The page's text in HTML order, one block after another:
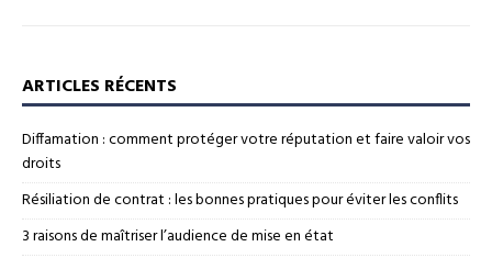
ARTICLES RÉCENTS
Diffamation : comment protéger votre réputation et faire valoir vos
droits
Résiliation de contrat : les bonnes pratiques pour éviter les conflits
3 raisons de maîtriser l’audience de mise en état